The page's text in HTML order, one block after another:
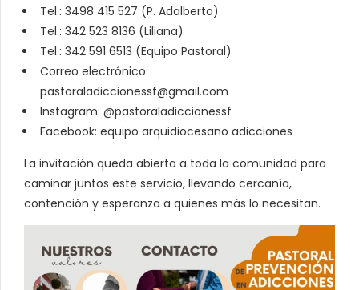
Tel.: 3498 415 527 (P. Adalberto)
Tel.: 342 523 8136 (Liliana)
Tel.: 342 591 6513 (Equipo Pastoral)
Correo electrónico:
pastoraladiccionessf@gmail.com
Instagram: @pastoraladiccionessf
Facebook: equipo arquidiocesano adicciones
La invitación queda abierta a toda la comunidad para
caminar juntos este servicio, llevando cercanía,
contención y esperanza a quienes más lo necesitan.